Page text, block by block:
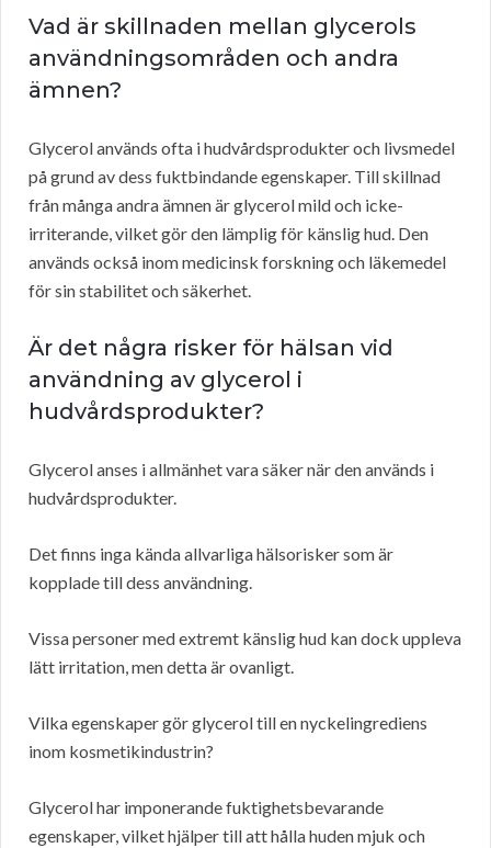
Vad är skillnaden mellan glycerols
användningsområden och andra
ämnen?
Glycerol används ofta i hudvårdsprodukter och livsmedel
på grund av dess fuktbindande egenskaper. Till skillnad
från många andra ämnen är glycerol mild och icke-
irriterande, vilket gör den lämplig för känslig hud. Den
används också inom medicinsk forskning och läkemedel
för sin stabilitet och säkerhet.
Är det några risker för hälsan vid
användning av glycerol i
hudvårdsprodukter?
Glycerol anses i allmänhet vara säker när den används i
hudvårdsprodukter.
Det finns inga kända allvarliga hälsorisker som är
kopplade till dess användning.
Vissa personer med extremt känslig hud kan dock uppleva
lätt irritation, men detta är ovanligt.
Vilka egenskaper gör glycerol till en nyckelingrediens
inom kosmetikindustrin?
Glycerol har imponerande fuktighetsbevarande
egenskaper, vilket hjälper till att hålla huden mjuk och